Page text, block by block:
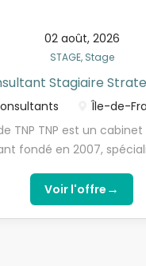
opérationnelle, la
la transformation
clés : banque,
et secteur public
en France,
sa croissance et
Stagiaires H/F pour sa
expertises Stratégie
business models
Models Due diligence,
02 août, 2026
STAGE, Stage
Stagiaire
Île-de-
TNP TNP est un
fondé en 2007,
grandes organisations.
métier, innovation et
Voir l'offre →